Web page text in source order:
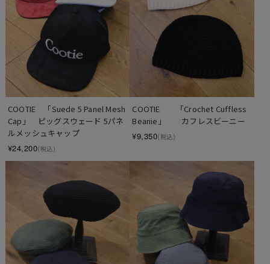
COOTIE　「Suede 5 Panel Mesh
Cap」　ピッグスウェード 5パネ
ルメッシュキャップ
¥24,200(税込)
COOTIE　　「Crochet Cuffless
Beanie」　　カフレスビーニー
¥9,350(税込)